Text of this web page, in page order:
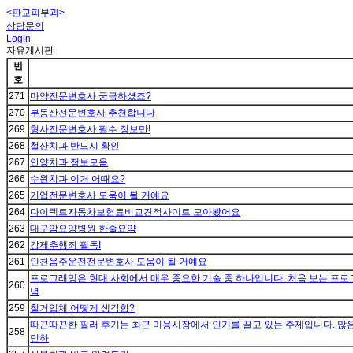
<판교피부과>
상담문의
Login
자유게시판
번
호
271 마약전문변호사 궁금하셨죠?
270 부동산전문변호사 추천합니다
269 형사전문변호사 필수 정보만!
268 철산치과 반드시 확인
267 안양치과 정보모음
266 수원치과 이거 어때요?
265 기업전문변호사 도움이 될 거예요
264 다이렉트자동차보험료비교견적사이트 모아봤어요
263 대구암요양병원 한줄요약
262 강제추행죄 필독!
261 인천음주운전전문변호사 도움이 될 거예요
260
프로그래밍은 현대 사회에서 매우 중요한 기술 중 하나입니다. 처음 보는 프
념
259 철거업체 어떻게 생각함?
258
따끈따끈한 필러 후기는 최근 미용시장에서 인기를 끌고 있는 주제입니다.
민하